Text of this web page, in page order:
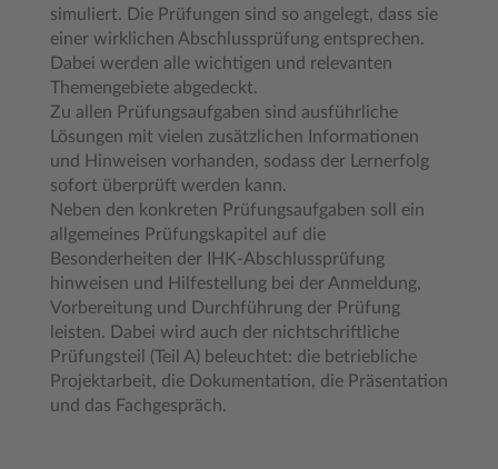
simuliert. Die Prüfungen sind so angelegt, dass sie
einer wirklichen Abschlussprüfung entsprechen.
Dabei werden alle wichtigen und relevanten
Themengebiete abgedeckt.
Zu allen Prüfungsaufgaben sind ausführliche
Lösungen mit vielen zusätzlichen Informationen
und Hinweisen vorhanden, sodass der Lernerfolg
sofort überprüft werden kann.
Neben den konkreten Prüfungsaufgaben soll ein
allgemeines Prüfungskapitel auf die
Besonderheiten der IHK-Abschlussprüfung
hinweisen und Hilfestellung bei der Anmeldung,
Vorbereitung und Durchführung der Prüfung
leisten. Dabei wird auch der nichtschriftliche
Prüfungsteil (Teil A) beleuchtet: die betriebliche
Projektarbeit, die Dokumentation, die Präsentation
und das Fachgespräch.